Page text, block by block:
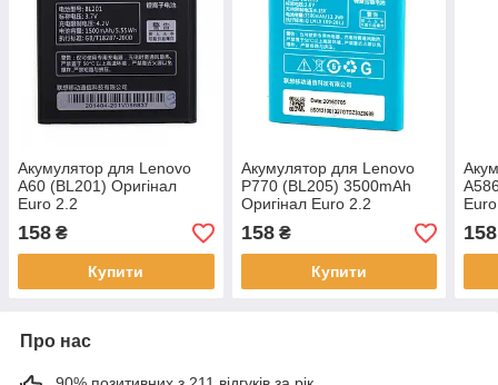
Акумулятор для Lenovo
A60 (BL201) Оригінал
Euro 2.2
158 ₴
Купити
Акумулятор для Lenovo
P770 (BL205) 3500mAh
Оригінал Euro 2.2
158₴
Купити
158
Про нас